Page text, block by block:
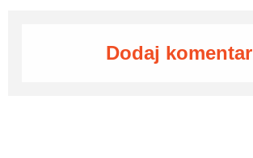
Dodaj komentar